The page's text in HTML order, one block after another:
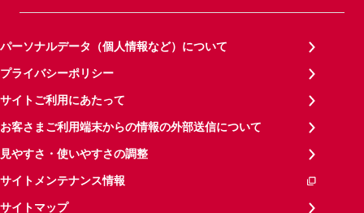
パーソナルデータ（個人情報など）について
プライバシーポリシー
サイトご利用にあたって
お客さまご利用端末からの情報の外部送信について
見やすさ・使いやすさの調整
サイトメンテナンス情報
サイトマップ